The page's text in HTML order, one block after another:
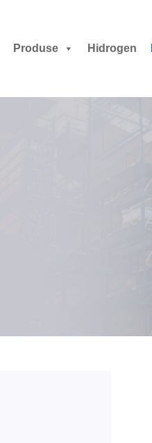
Produse Hidrogen